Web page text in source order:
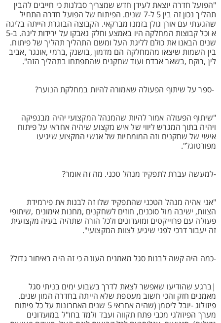
"הפועל חדרה יוצאת לעידן חדש שמצריך סבלנות כי חייבים להבין
תהליך נכון זה בין 5 ל-7 שנים. הפיתוח של הפועל חדרה התחיל
שהגעתי עם אורן גולן בזמנו מברקאי. הקבוצה הבוגרת הייתה בליגה
א וכל קבוצות המחלקה היו באמצע וחלק נאבקו על ירידות ליגה. ב-5
שנים הבאנו את כולם לליגת העל ומשם התהליך תהליך של פיתוח.
בין השמות שיצאו מהמחלקה הם מדמון ,בושנק ,ברמי ,אונגר ,אביב
לין ,רוקח ,בשאר אבדח ועוד שחקנים שהתפתחו בתהליך הזה".
-ספר על שיתוף הפעולה שאמורה להיות במחלקת הנוער?
"שיתוף הפעולה אמור להיות שהמנהל המקצועי יהיה מבנפיקה
ויהיה בתוך המגרש ליווי של איש מקצוע שיהיה אחראי על פיתוח
אישי של שחקנים וזה המומחיות של אנשי המקצוע שיגיעו
מפורטוגל".
-למעשה עברת לתפקיד מנהל טכני. מה זה אומר?
"אני אהיה מנהל הטכני שהתפקיד שלו זה לבנות את פירמידת
הצוות, ישיבה מול סוכנים, חוזים לשחקנים ,מחנות אימונים ,שיתופי
פעולה עם פרוייקטים ומועדונים ולכל הורה שתהיה בעיה מקצועית
זה יעבור דרכי לפני שיגיע לצוות המקצועי".
-כמה היה קשה לבנות סגל מאמנים העונה כי זה היה באיחור גדול?
|ברגע שהודיעו שאפשר לצאת לדרך בשבוע ימים בניתי סגל
מאמנים חזק והכי חשוב מעטפת שלא הייתה בחדרה המון שנים.
פיזולוג -יובל ליטמן (שהיה אחראי 5 שנים האחרונות על כל פיתוח
מערך הפיזולגי מכבי פתח תקווה ועבד ולמד בחו"ל במועדונים